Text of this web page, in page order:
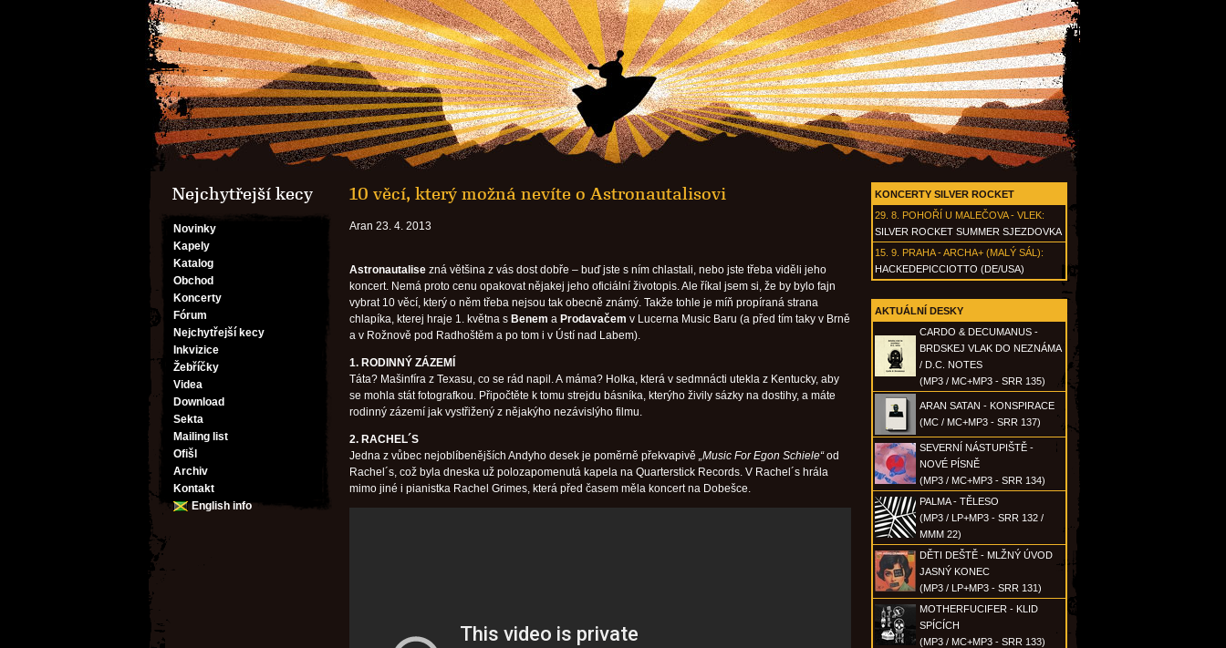
Nejchytřejší kecy
Novinky
Kapely
Katalog
Obchod
Koncerty
Fórum
Nejchytřejší kecy
Inkvizice
Žebříčky
Videa
Download
Sekta
Mailing list
Ofišl
Archiv
Kontakt
English info
KONCERTY SILVER ROCKET
29. 8. POHOŘÍ U MALEČOVA - VLEK:
SILVER ROCKET SUMMER SJEZDOVKA
15. 9. PRAHA - ARCHA+ (MALÝ SÁL):
HACKEDEPICCIOTTO (DE/USA)
AKTUÁLNÍ DESKY
CARDO & DECUMANUS -
BRDSKEJ VLAK DO NEZNÁMA
/ D.C. NOTES
(MP3 / MC+MP3 - SRR 135)
ARAN SATAN - KONSPIRACE
(MC / MC+MP3 - SRR 137)
SEVERNÍ NÁSTUPIŠTĚ -
NOVÉ PÍSNĚ
(MP3 / MC+MP3 - SRR 134)
PALMA - TĚLESO
(MP3 / LP+MP3 - SRR 132 /
MMM 22)
DĚTI DEŠTĚ - MLŽNÝ ÚVOD
JASNÝ KONEC
(MP3 / LP+MP3 - SRR 131)
MOTHERFUCIFER - KLID
SPÍCÍCH
(MP3 / MC+MP3 - SRR 133)
10 věcí, který možná nevíte o Astronautalisovi
Aran 23. 4. 2013
Astronautalise zná většina z vás dost dobře – buď jste s ním chlastali, nebo jste třeba viděli jeho
koncert. Nemá proto cenu opakovat nějakej jeho oficiální životopis. Ale říkal jsem si, že by bylo fajn
vybrat 10 věcí, který o něm třeba nejsou tak obecně známý. Takže tohle je míň propíraná strana
chlapíka, kterej hraje 1. května s Benem a Prodavačem v Lucerna Music Baru (a před tím taky v Brně
a v Rožnově pod Radhoštěm a po tom i v Ústí nad Labem).
1. RODINNÝ ZÁZEMÍ
Táta? Mašinfíra z Texasu, co se rád napil. A máma? Holka, která v sedmnácti utekla z Kentucky, aby
se mohla stát fotografkou. Připočtěte k tomu strejdu básníka, kterýho živily sázky na dostihy, a máte
rodinný zázemí jak vystřižený z nějakýho nezávislýho filmu.
2. RACHEL´S
Jedna z vůbec nejoblíbenějších Andyho desek je poměrně překvapivě „Music For Egon Schiele“od
Rachel´s, což byla dneska už polozapomenutá kapela na Quarterstick Records. V Rachel´s hrála
mimo jiné i pianistka Rachel Grimes, která před časem měla koncert na Dobešce.